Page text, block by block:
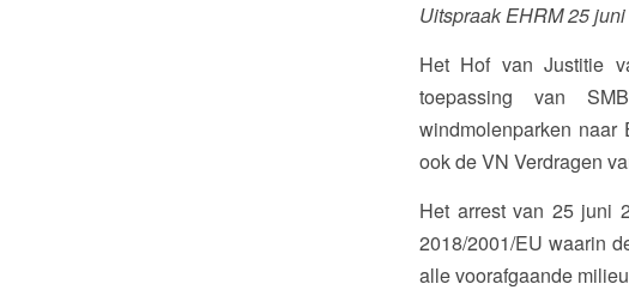
Uitspraak EHRM 25
Het Hof van Justitie
toepassing van
windmolenparken naar
ook de VN Verdragen
Het arrest van 25 juni
2018/2001/EU waarin
alle voorafgaande